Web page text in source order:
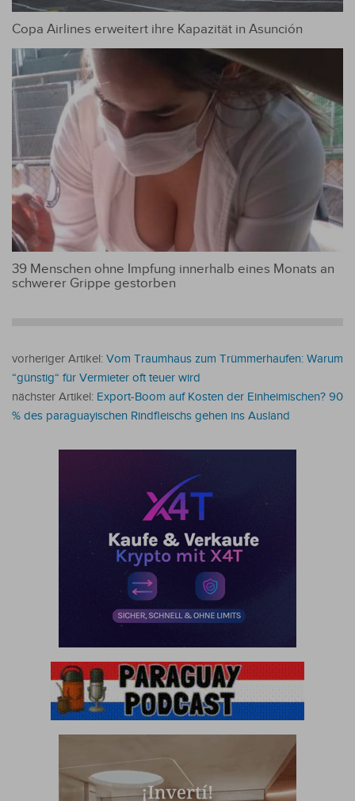
Copa Airlines erweitert ihre Kapazität in Asunción
39 Menschen ohne Impfung innerhalb eines Monats an
schwerer Grippe gestorben
vorheriger Artikel: Vom Traumhaus zum Trümmerhaufen: Warum
“günstig“ für Vermieter oft teuer wird
nächster Artikel: Export-Boom auf Kosten der Einheimischen? 90
% des paraguayischen Rindfleischs gehen ins Ausland